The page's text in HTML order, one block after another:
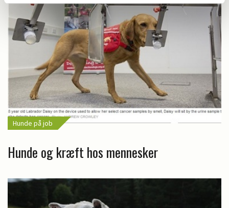
Hunde på job
Hunde og kræft hos mennesker